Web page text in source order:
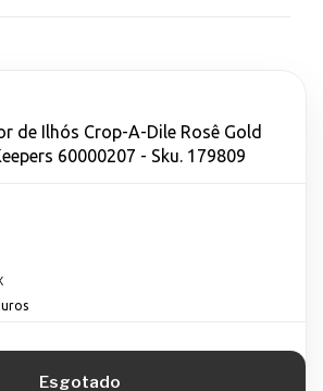
de Ilhós Crop-A-Dile Rosê Gold
60000207 - Sku. 179809